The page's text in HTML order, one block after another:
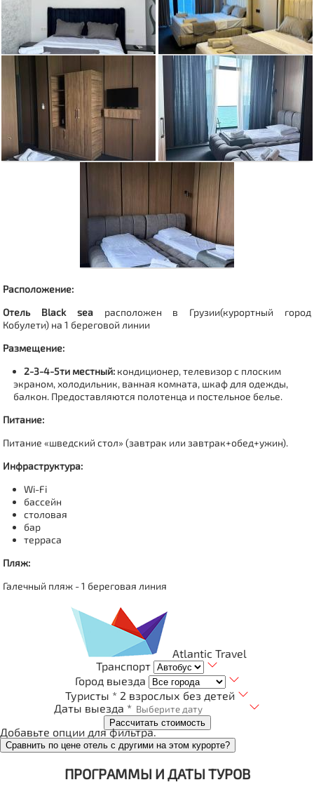
Расположение:
Отель Black sea расположен в Грузии(курортный город
Кобулети) на 1 береговой линии
Размещение:
2-3-4-5ти местный: кондиционер, телевизор с плоским
экраном, холодильник, ванная комната, шкаф для одежды,
балкон. Предоставляются полотенца и постельное белье.
Питание:
Питание «шведский стол» (завтрак или завтрак+обед+ужин).
Инфраструктура:
Wi-Fi
бассейн
столовая
бар
терраса
Пляж:
Галечный пляж - 1 береговая линия
Atlantic Travel
Транспорт
Город выезда
Туристы * 2 взрослых без детей
Даты выезда *
Рассчитать стоимость
Добавьте опции для фильтра.
Сравнить по цене отель с другими на этом курорте?
ПРОГРАММЫ И ДАТЫ ТУРОВ